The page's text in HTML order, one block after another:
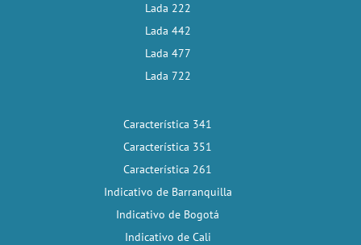
Lada 222
Lada 442
Lada 477
Lada 722
Característica 341
Característica 351
Característica 261
Indicativo de Barranquilla
Indicativo de Bogotá
Indicativo de Cali